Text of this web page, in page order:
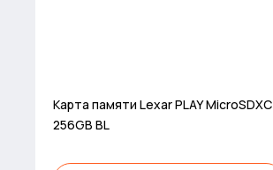
Карта памяти Lexar PLAY MicroSDXC
256GB BL